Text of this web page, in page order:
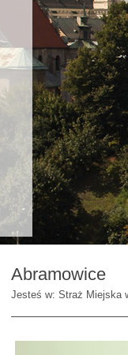
Abramowice
Jesteś w: Straż Miejska